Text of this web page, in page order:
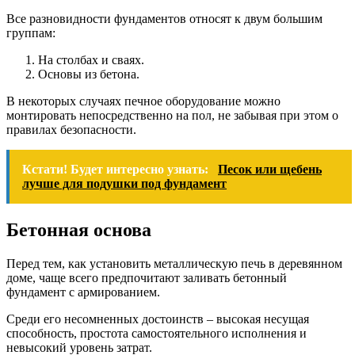
Все разновидности фундаментов относят к двум большим
группам:
На столбах и сваях.
Основы из бетона.
В некоторых случаях печное оборудование можно
монтировать непосредственно на пол, не забывая при этом о
правилах безопасности.
Кстати! Будет интересно узнать:
Песок или щебень
лучше для подушки под фундамент
Бетонная основа
Перед тем, как установить металлическую печь в деревянном
доме, чаще всего предпочитают заливать бетонный
фундамент с армированием.
Среди его несомненных достоинств – высокая несущая
способность, простота самостоятельного исполнения и
невысокий уровень затрат.